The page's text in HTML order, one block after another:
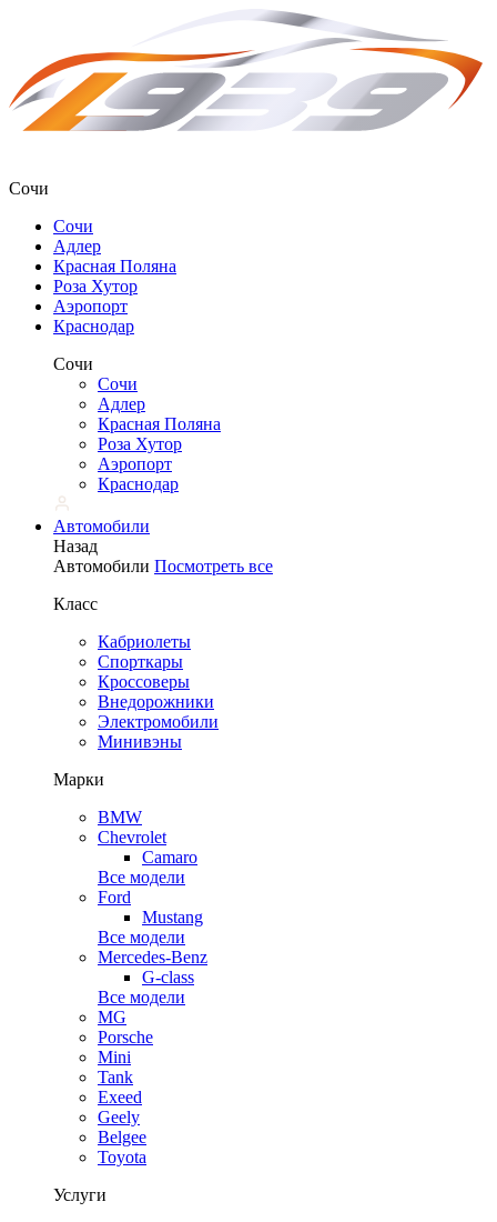
Сочи
Сочи
Адлер
Красная Поляна
Роза Хутор
Аэропорт
Краснодар
Сочи
Сочи
Адлер
Красная Поляна
Роза Хутор
Аэропорт
Краснодар
Автомобили
Назад
Автомобили Посмотреть все
Класс
Кабриолеты
Спорткары
Кроссоверы
Внедорожники
Электромобили
Минивэны
Марки
BMW
Chevrolet
Camaro
Все модели
Ford
Mustang
Все модели
Mercedes-Benz
G-class
Все модели
MG
Porsche
Mini
Tank
Exeed
Geely
Belgee
Toyota
Услуги